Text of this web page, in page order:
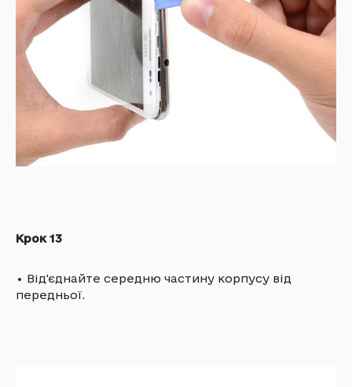
Крок 13
• Від'єднайте середню частину корпусу від
передньої.